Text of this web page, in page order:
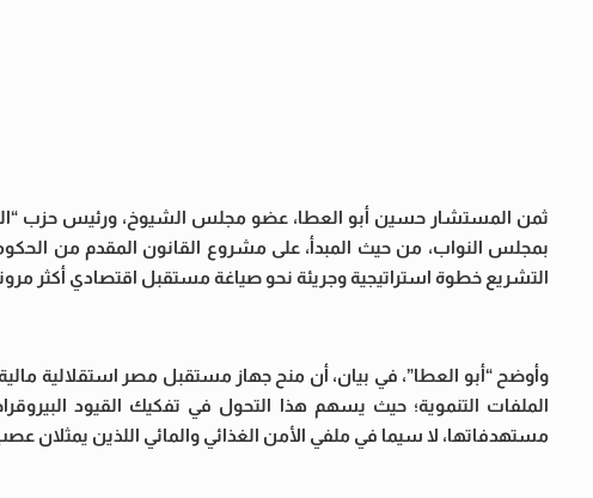
ثمن المستشار حسين أبو العطا، عضو مجلس الشيوخ، ورئيس حزب
بمجلس النواب، من حيث المبدأ، على مشروع القانون المقدم من
التشريع خطوة استراتيجية وجريئة نحو صياغة مستقبل اقتصادي أكثر
وأوضح “أبو العطا”، في بيان، أن منح جهاز مستقبل مصر استقلالية
الملفات التنموية؛ حيث يسهم هذا التحول في تفكيك القيود
مستهدفاتها، لا سيما في ملفي الأمن الغذائي والمائي اللذين يمثلان